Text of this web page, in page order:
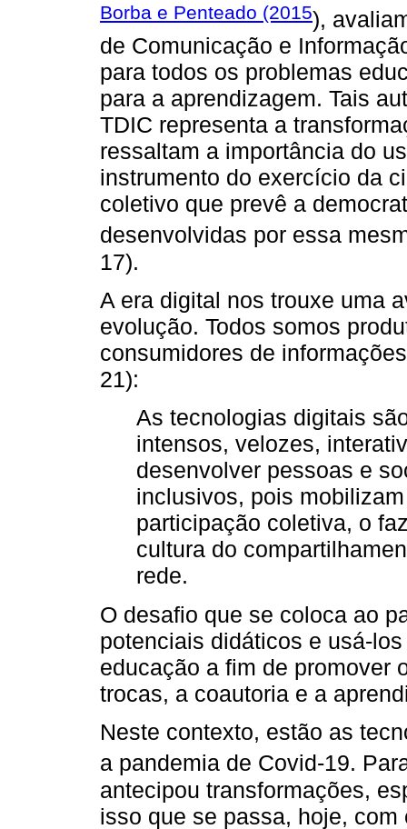
Borba e Penteado (2015),
de Comunicação e
para todos os problemas
para a aprendizagem. Tais
TDIC representa a
ressaltam a importância do
instrumento do exercício da
coletivo que prevê a
desenvolvidas por essa
17).
A era digital nos trouxe uma
evolução. Todos somos
consumidores de
21):
As tecnologias digitais
intensos, velozes,
desenvolver pessoas e
inclusivos, pois
participação coletiva, o
cultura do
rede.
O desafio que se coloca ao
potenciais didáticos e usá-
educação a fim de promover
trocas, a coautoria e a
Neste contexto, estão as
a pandemia de Covid-19.
antecipou transformações,
isso que se passa, hoje,